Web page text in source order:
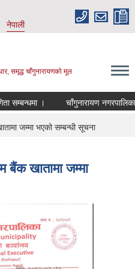
नेपाली
समृद्ध चाँगुनारायणको मूल
। चाँगुनारायण
जम्मा भएको सम्बन्धी सूचना
बैंक खातामा जम्मा